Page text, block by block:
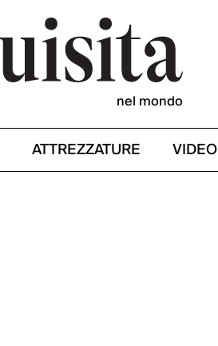
nel mondo
ATTREZZATURE VIDEO